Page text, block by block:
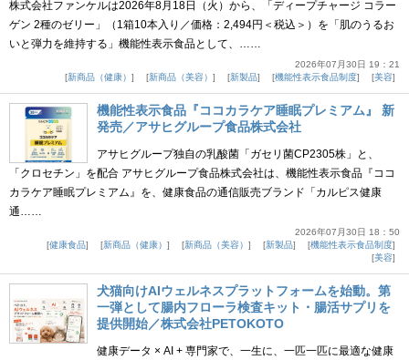
株式会社ファンケルは2026年8月18日（火）から、「ディープチャージ コラー
ゲン 2種のゼリー」（1箱10本入り／価格：2,494円＜税込＞）を「肌のうるお
いと弾力を維持する」機能性表示食品として、……
2026年07月30日 19：21
新商品（健康）
新商品（美容） 新製品 機能性表示食品制度 美容
機能性表示食品『ココカラケア睡眠プレミアム』 新
発売／アサヒグループ食品株式会社
アサヒグループ独自の乳酸菌「ガセリ菌CP2305株」と、
「クロセチン」を配合 アサヒグループ食品株式会社は、機能性表示食品『ココ
カラケア睡眠プレミアム』を、健康食品の通信販売ブランド「カルピス健康
通……
2026年07月30日 18：50
健康食品
新商品（健康） 新商品（美容） 新製品
機能性表示食品制度
美容
犬猫向けAIウェルネスプラットフォームを始動。第
一弾として腸内フローラ検査キット・腸活サプリを
提供開始／株式会社PETOKOTO
健康データ × AI + 専門家で、一生に、一匹一匹に最適な健康